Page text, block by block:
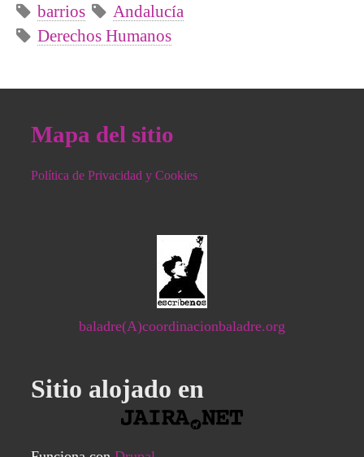
barrios
Andalucía
Derechos Humanos
Mapa del sitio
Política de Privacidad y Cookies
baladre(A)coordinacionbaladre.org
Sitio alojado en